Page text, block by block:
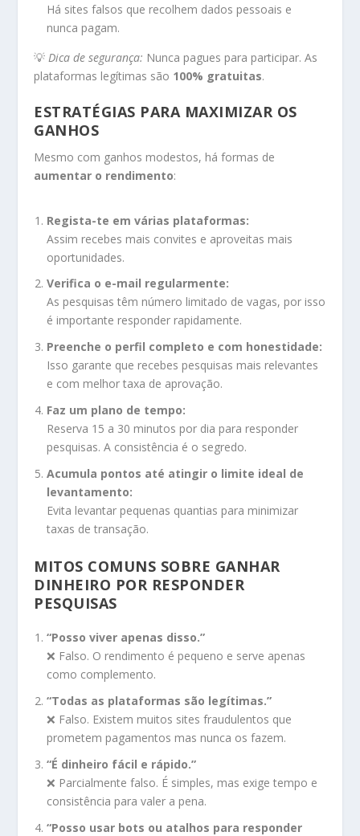
Há sites falsos que recolhem dados pessoais e
nunca pagam.
💡Dica de segurança: Nunca pagues para participar. As
plataformas legítimas são 100% gratuitas.
ESTRATÉGIAS PARA MAXIMIZAR OS
GANHOS
Mesmo com ganhos modestos, há formas de
aumentar o rendimento:
Regista-te em várias plataformas:
Assim recebes mais convites e aproveitas mais
oportunidades.
Verifica o e-mail regularmente:
As pesquisas têm número limitado de vagas, por isso
é importante responder rapidamente.
Preenche o perfil completo e com honestidade:
Isso garante que recebes pesquisas mais relevantes
e com melhor taxa de aprovação.
Faz um plano de tempo:
Reserva 15 a 30 minutos por dia para responder
pesquisas. A consistência é o segredo.
Acumula pontos até atingir o limite ideal de
levantamento:
Evita levantar pequenas quantias para minimizar
taxas de transação.
MITOS COMUNS SOBRE GANHAR
DINHEIRO POR RESPONDER
PESQUISAS
“Posso viver apenas disso.”
❌ Falso. O rendimento é pequeno e serve apenas
como complemento.
“Todas as plataformas são legítimas.”
❌ Falso. Existem muitos sites fraudulentos que
prometem pagamentos mas nunca os fazem.
“É dinheiro fácil e rápido.”
❌ Parcialmente falso. É simples, mas exige tempo e
consistência para valer a pena.
“Posso usar bots ou atalhos para responder